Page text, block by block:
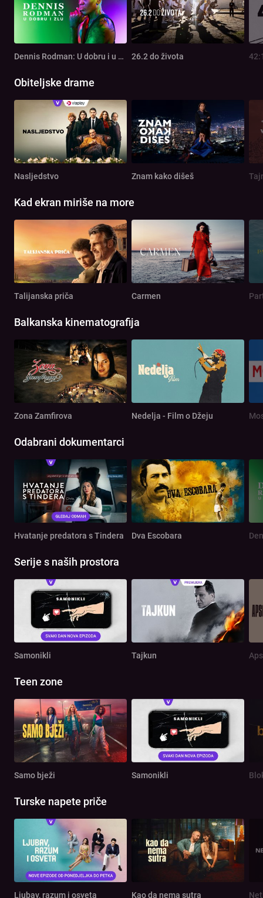
Dennis Rodman: U dobru i u zlu 26.2 do života
Obiteljske drame
Nasljedstvo Znam kako dišeš
Kad ekran miriše na more
Talijanska priča Carmen
Balkanska kinematografija
Zona Zamfirova Nedelja - Film o Džeju
Odabrani dokumentarci
Hvatanje predatora s Tindera Dva Escobara
Serije s naših prostora
Samonikli Tajkun
Teen zone
Samo bježi Samonikli
Turske napete priče
Ljubav, razum i osveta Kao da nema sutra